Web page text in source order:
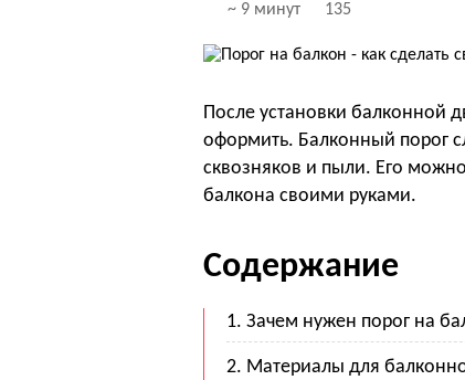
~ 9 минут 135
После установки балконной
оформить. Балконный порог
сквозняков и пыли. Его
балкона своими руками.
Содержание
Зачем нужен порог на
Материалы для